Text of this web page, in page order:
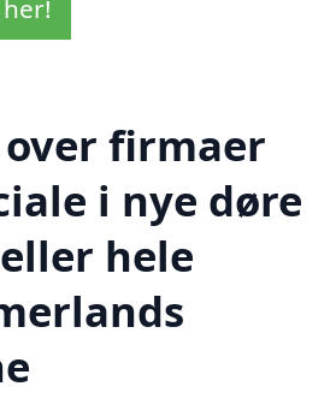
firmaer
i nye døre
hele